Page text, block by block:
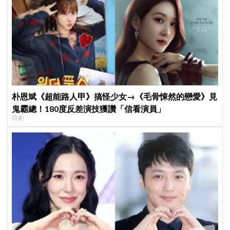
朴恩斌《超能路人甲》搞怪少女→《毛骨悚然的戀愛》見
鬼霸總！180度反差演技獲讚「信看演員」
韓劇